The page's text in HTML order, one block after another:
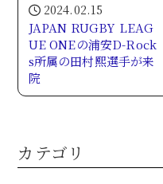
2024.02.15
JAPAN RUGBY LEAG
UE ONEの浦安D-Rock
s所属の田村熙選手が来
院
カテゴリ